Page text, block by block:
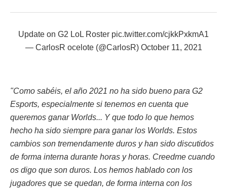
Update on G2 LoL Roster pic.twitter.com/cjkkPxkmA1
— CarlosR ocelote (@CarlosR) October 11, 2021
"Como sabéis, el año 2021 no ha sido bueno para G2
Esports, especialmente si tenemos en cuenta que
queremos ganar Worlds... Y que todo lo que hemos
hecho ha sido siempre para ganar los Worlds. Estos
cambios son tremendamente duros y han sido discutidos
de forma interna durante horas y horas. Creedme cuando
os digo que son duros. Los hemos hablado con los
jugadores que se quedan, de forma interna con los